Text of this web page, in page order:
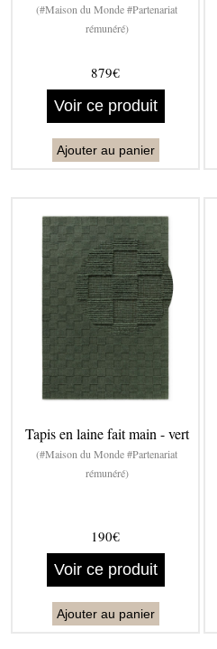
(#Maison du Monde #Partenariat
rémunéré)
879€
Voir ce produit
Ajouter au panier
Tapis en laine fait main - vert
(#Maison du Monde #Partenariat
rémunéré)
190€
Voir ce produit
Ajouter au panier